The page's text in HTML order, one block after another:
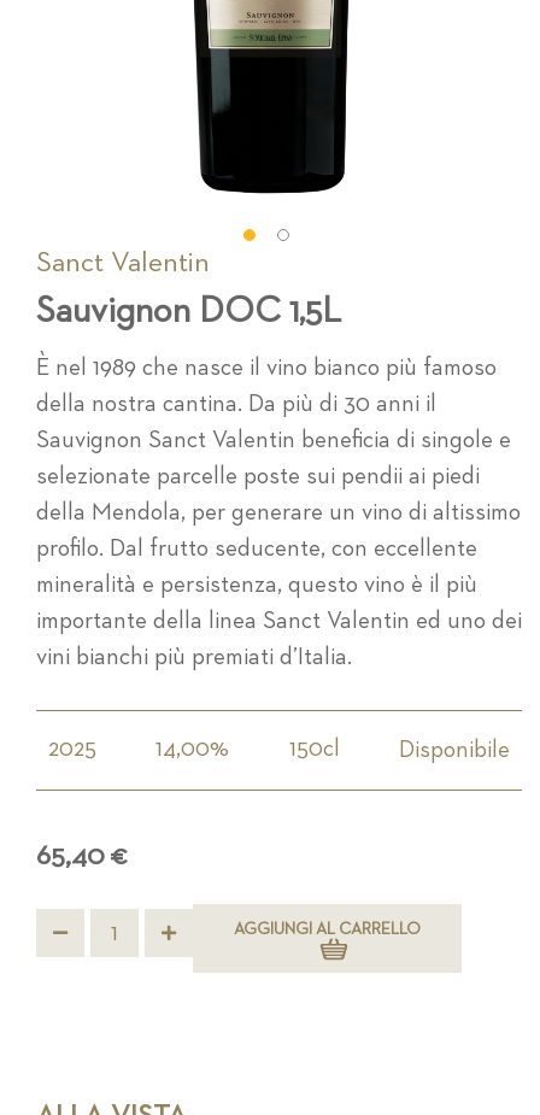
Sanct Valentin
Sauvignon DOC 1,5L
È nel 1989 che nasce il vino bianco più famoso
della nostra cantina. Da più di 30 anni il
Sauvignon Sanct Valentin beneficia di singole e
selezionate parcelle poste sui pendii ai piedi
della Mendola, per generare un vino di altissimo
profilo. Dal frutto seducente, con eccellente
mineralità e persistenza, questo vino è il più
importante della linea Sanct Valentin ed uno dei
vini bianchi più premiati d’Italia.
2025 14,00% 150cl Disponibile
65,40 €
AGGIUNGI AL CARRELLO
della